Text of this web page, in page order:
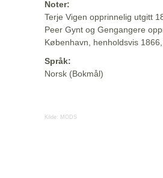
Noter:
Terje Vigen opprinnelig utgitt
Peer Gynt og Gengangere
København, henholdsvis 1866,
Språk:
Norsk (Bokmål)
Kilde: MODS